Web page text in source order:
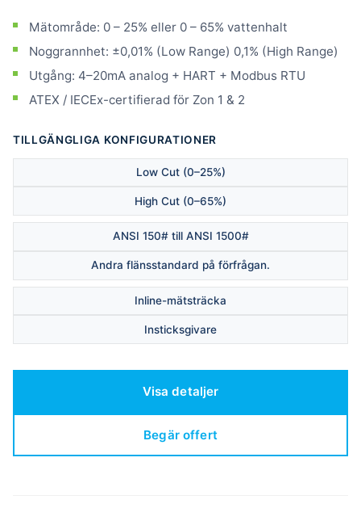
Mätområde: 0 – 25% eller 0 – 65% vattenhalt
Noggrannhet: ±0,01% (Low Range) 0,1% (High Range)
Utgång: 4–20mA analog + HART + Modbus RTU
ATEX / IECEx-certifierad för Zon 1 & 2
TILLGÄNGLIGA KONFIGURATIONER
Low Cut (0–25%)
High Cut (0–65%)
ANSI 150# till ANSI 1500#
Andra flänsstandard på förfrågan.
Inline-mätsträcka
Insticksgivare
Visa detaljer
Begär offert